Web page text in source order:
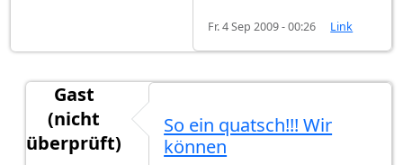
Fr. 4 Sep 2009 - 00:26 Link
Gast
(nicht
überprüft)
So ein quatsch!!! Wir
können